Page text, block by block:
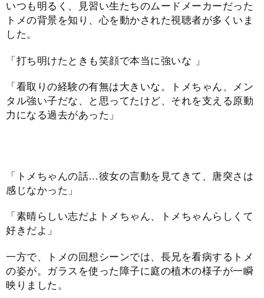
いつも明るく、見習い生たちのムードメーカーだった
トメの背景を知り、心を動かされた視聴者が多くいま
した。
「打ち明けたときも笑顔で本当に強いな 」
「看取りの経験の有無は大きいな。トメちゃん、メン
タル強い子だな、と思ってたけど、それを支える原動
力になる過去があった」
「トメちゃんの話…彼女の言動を見てきて、唐突さは
感じなかった」
「素晴らしい志だよトメちゃん、トメちゃんらしくて
好きだよ」
一方で、トメの回想シーンでは、長兄を看病するトメ
の姿が。ガラスを使った障子に庭の植木の様子が一瞬
映りました。